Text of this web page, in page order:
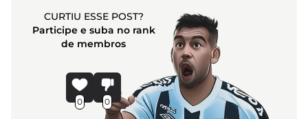
CURTIU ESSE POST?
Participe e suba no rank
de membros
0 0